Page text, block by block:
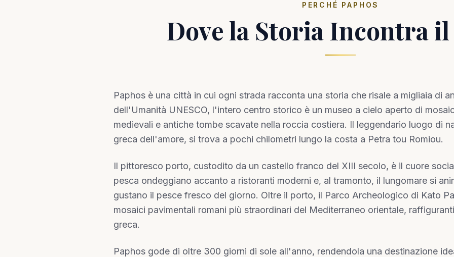
PERCHÉ PAPHOS
Dove la Storia Incontra
Paphos è una città in cui ogni strada racconta una storia che risale a migliaia di
dell'Umanità UNESCO, l'intero centro storico è un museo a cielo aperto di
medievali e antiche tombe scavate nella roccia costiera. Il leggendario luogo di
greca dell'amore, si trova a pochi chilometri lungo la costa a Petra tou Romiou.
Il pittoresco porto, custodito da un castello franco del XIII secolo, è il cuore
pesca ondeggiano accanto a ristoranti moderni e, al tramonto, il lungomare si
gustano il pesce fresco del giorno. Oltre il porto, il Parco Archeologico di Kato
mosaici pavimentali romani più straordinari del Mediterraneo orientale,
greca.
Paphos gode di oltre 300 giorni di sole all'anno, rendendola una destinazione